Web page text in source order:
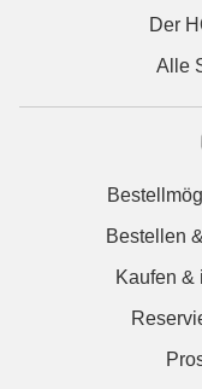
Der
Alle
Bestellen
Kaufen &